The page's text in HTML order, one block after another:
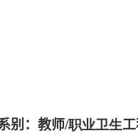
别：教师/职业卫生